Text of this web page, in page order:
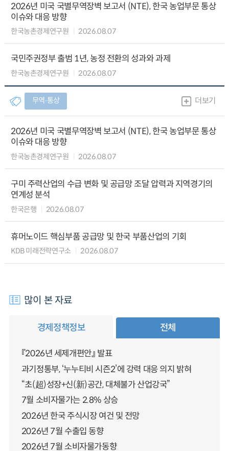
2026년 미국 국별무역장벽 보고서 (NTE), 한국 농업부문 통상
이슈와 대응 방향
한국농촌경제연구원 2026.08.07
국민주권정부 출범 1년, 농정 전환의 성과와 과제
한국농촌경제연구원 2026.08.07
무역∙통상 더보기
2026년 미국 국별무역장벽 보고서 (NTE), 한국 농업부문 통상
이슈와 대응 방향
한국농촌경제연구원 2026.08.07
구미 주력산업의 수급 변화 및 공급망 조달 압력과 지역경기의
연계성 분석
한국은행 2026.08.07
휴머노이드 핵심부품 공급망 및 한국 부품산업의 기회
KDB 미래전략연구소 2026.08.07
많이 본 자료
경제정책정보 전체
『2026년 세제개편안』 발표
과기정통부, ‘누누티비 시즌2’에 강력 대응 의지 밝혀
“초(超)성장+신(新)공간, 대체불가 산업강국”
7월 소비자물가는 2.8% 상승
2026년 한국 주식시장 여건 및 전망
2026년 7월 수출입 동향
2026년 7월 소비자물가동향